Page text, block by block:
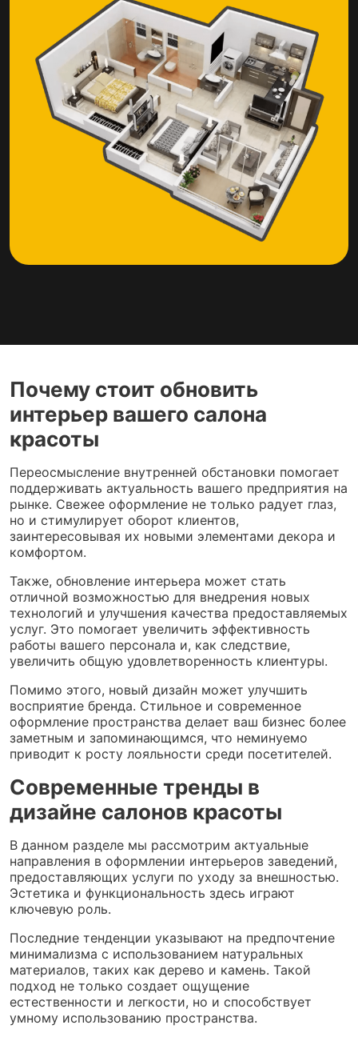
Почему стоит обновить
интерьер вашего салона
красоты
Переосмысление внутренней обстановки помогает
поддерживать актуальность вашего предприятия на
рынке. Свежее оформление не только радует глаз,
но и стимулирует оборот клиентов,
заинтересовывая их новыми элементами декора и
комфортом.
Также, обновление интерьера может стать
отличной возможностью для внедрения новых
технологий и улучшения качества предоставляемых
услуг. Это помогает увеличить эффективность
работы вашего персонала и, как следствие,
увеличить общую удовлетворенность клиентуры.
Помимо этого, новый дизайн может улучшить
восприятие бренда. Стильное и современное
оформление пространства делает ваш бизнес более
заметным и запоминающимся, что неминуемо
приводит к росту лояльности среди посетителей.
Современные тренды в
дизайне салонов красоты
В данном разделе мы рассмотрим актуальные
направления в оформлении интерьеров заведений,
предоставляющих услуги по уходу за внешностью.
Эстетика и функциональность здесь играют
ключевую роль.
Последние тенденции указывают на предпочтение
минимализма с использованием натуральных
материалов, таких как дерево и камень. Такой
подход не только создает ощущение
естественности и легкости, но и способствует
умному использованию пространства.